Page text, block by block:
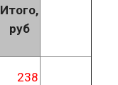
Итого,
руб
238